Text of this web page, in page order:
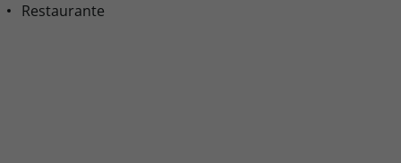
Restaurante